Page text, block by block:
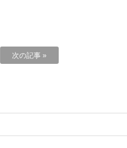
次の記事 »